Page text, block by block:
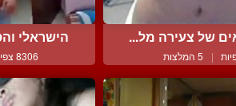
של צעירה מל...
| 5 המלצות
הישראלי
8306 צפיות